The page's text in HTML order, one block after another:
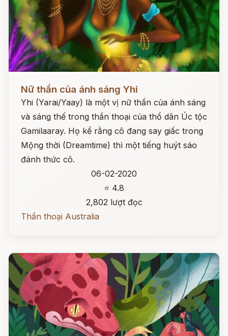
Nữ thần của ánh sáng Yhi
Yhi (Yarai/Yaay) là một vị nữ thần của ánh sáng
và sáng thế trong thần thoại của thổ dân Úc tộc
Gamilaaray. Họ kể rằng cô đang say giấc trong
Mộng thời (Dreamtime) thì một tiếng huýt sáo
đánh thức cô.
06-02-2020
⭐ 4.8
2,802 lượt đọc
Thần thoại Australia